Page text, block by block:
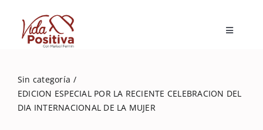
content
Toggle
Blog
Sin categoría
EDICION ESPECIAL POR LA RECIENTE CELEBRACION DEL
DIA INTERNACIONAL DE LA MUJER